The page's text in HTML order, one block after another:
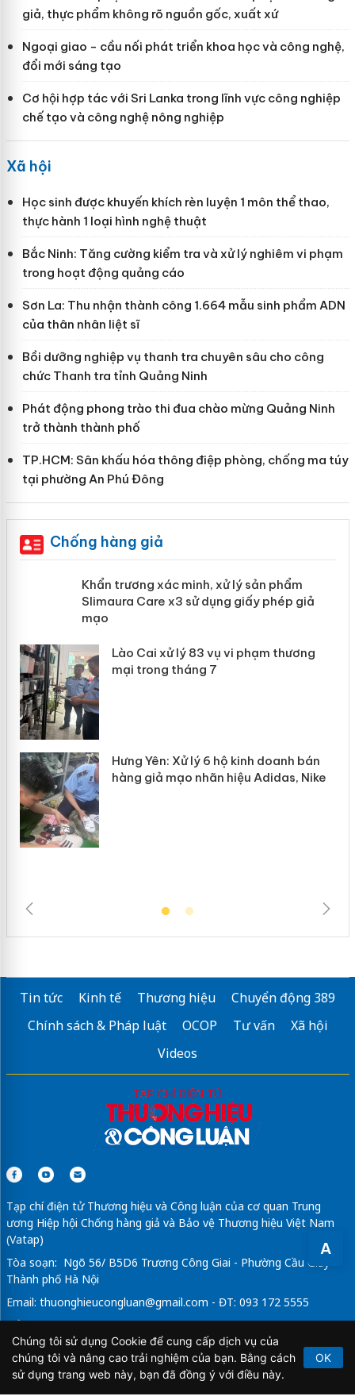
A
giả, thực phẩm không rõ nguồn gốc, xuất xứ
Ngoại giao - cầu nối phát triển khoa học và công nghệ,
đổi mới sáng tạo
Cơ hội hợp tác với Sri Lanka trong lĩnh vực công nghiệp
chế tạo và công nghệ nông nghiệp
Xã hội
Học sinh được khuyến khích rèn luyện 1 môn thể thao,
thực hành 1 loại hình nghệ thuật
Bắc Ninh: Tăng cường kiểm tra và xử lý nghiêm vi phạm
trong hoạt động quảng cáo
Sơn La: Thu nhận thành công 1.664 mẫu sinh phẩm ADN
của thân nhân liệt sĩ
Bồi dưỡng nghiệp vụ thanh tra chuyên sâu cho công
chức Thanh tra tỉnh Quảng Ninh
Phát động phong trào thi đua chào mừng Quảng Ninh
trở thành thành phố
TP.HCM: Sân khấu hóa thông điệp phòng, chống ma túy
tại phường An Phú Đông
Chống hàng giả
Khẩn trương xác minh, xử lý sản phẩm
Slimaura Care x3 sử dụng giấy phép
Tin tức Kinh tế Thương hiệu
Chuyển động 389
Chính sách & Pháp luật
OCOP Tư vấn
Xã hội
Videos
Tạp chí điện tử Thương hiệu và Công luận của cơ quan Trung
ương Hiệp hội Chống hàng giả và Bảo vệ Thương hiệu Việt Nam
(Vatap)
Tòa soạn: Ngõ 56/ B5D6 Trương Công Giai - Phường Cầu Giấy -
Thành phố Hà Nội
Email: thuonghieucongluan@gmail.com - ĐT: 093 172 5555
Tổng Biên Tập: Vũ Đức Thuận
Giấy phép hoạt động báo chí điện tử số 64/GP-BTTTT do Bộ
Thông tin và Truyền thông cấp ngày 21/2/2020.
Chúng tôi sử dụng Cookie để cung cấp dịch vụ của
chúng tôi và nâng cao trải nghiệm của bạn. Bằng cách
sử dụng trang web này, bạn đã đồng ý với điều này.
OK